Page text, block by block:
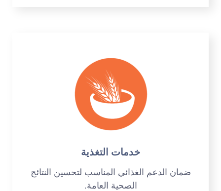
خدمات التغذية
ضمان الدعم الغذائي المناسب لتحسين النتائج
الصحية العامة.